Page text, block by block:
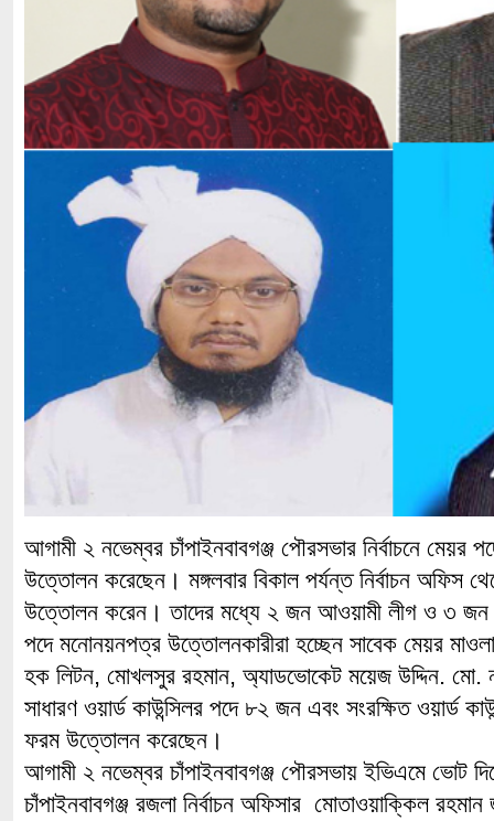
আগামী ২ নভেম্বর চাঁপাইনবাবগঞ্জ পৌরসভার নির্বাচনে
উত্তোলন করেছেন। মঙ্গলবার বিকাল পর্যন্ত নির্বাচন অফিস
উত্তোলন করেন। তাদের মধ্যে ২ জন আওয়ামী লীগ ও ৩ জন
পদে মনোনয়নপত্র উত্তোলনকারীরা হচ্ছেন সাবেক মেয়র
হক লিটন, মোখলসুর রহমান, অ্যাডভোকেট ময়েজ উদ্দিন.
সাধারণ ওয়ার্ড কাউন্সিলর পদে ৮২ জন এবং সংরক্ষিত ওয়ার্ড
ফরম উত্তোলন করেছেন।
আগামী ২ নভেম্বর চাঁপাইনবাবগঞ্জ পৌরসভায় ইভিএমে ভোট
চাঁপাইনবাবগঞ্জ রজলা নির্বাচন অফিসার মোতাওয়াক্কিল